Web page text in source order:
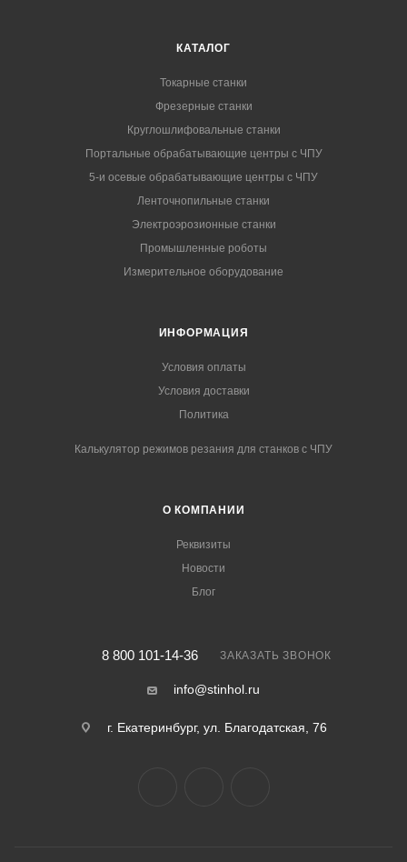
КАТАЛОГ
Токарные станки
Фрезерные станки
Круглошлифовальные станки
Портальные обрабатывающие центры с ЧПУ
5-и осевые обрабатывающие центры с ЧПУ
Ленточнопильные станки
Электроэрозионные станки
Промышленные роботы
Измерительное оборудование
ИНФОРМАЦИЯ
Условия оплаты
Условия доставки
Политика
Калькулятор режимов резания для станков с ЧПУ
О КОМПАНИИ
Реквизиты
Новости
Блог
8 800 101-14-36 ЗАКАЗАТЬ ЗВОНОК
info@stinhol.ru
г. Екатеринбург, ул. Благодатская, 76